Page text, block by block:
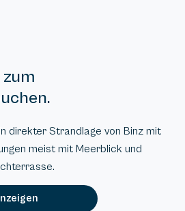
direkter Strandlage von Binz mit
meist mit Meerblick und